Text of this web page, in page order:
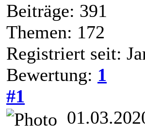
Beiträge: 391
Themen: 172
Registriert seit:
Bewertung: 1
#1